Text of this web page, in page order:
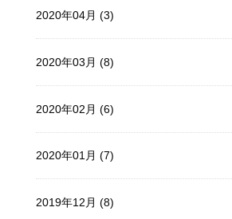
2020年04月 (3)
2020年03月 (8)
2020年02月 (6)
2020年01月 (7)
2019年12月 (8)